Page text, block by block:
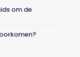
om de